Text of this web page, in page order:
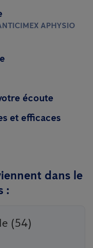
APHYSIO
écoute
et efficaces
dans le
:
(54)